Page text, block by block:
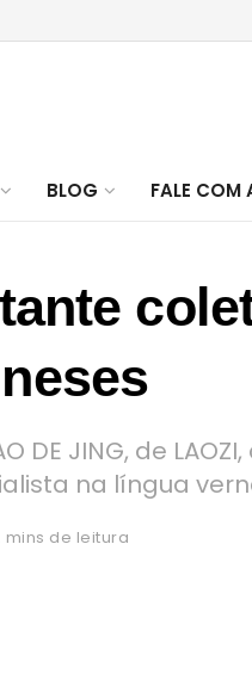
BLOG FALE COM
JING, de
na língua
de leitura